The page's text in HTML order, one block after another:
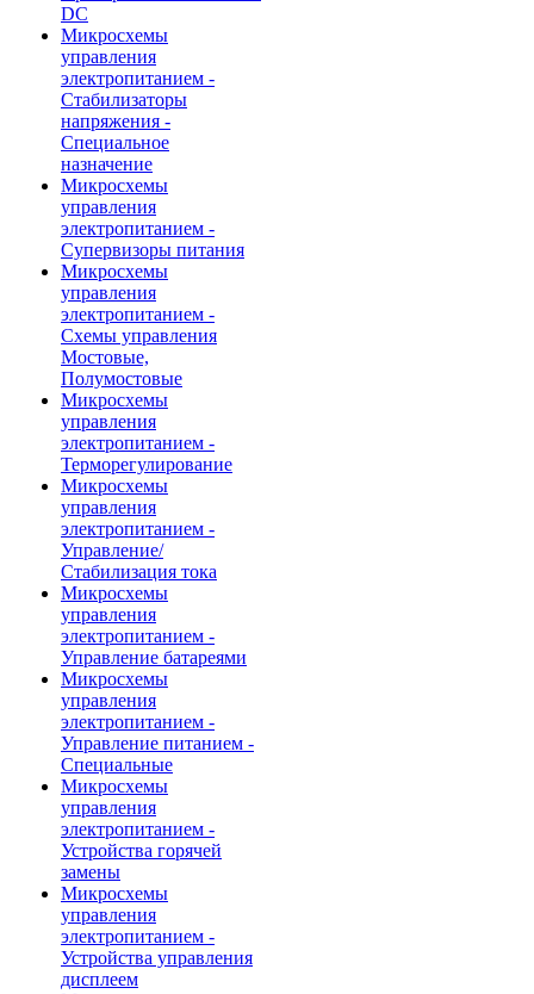
DC
Микросхемы
управления
электропитанием -
Стабилизаторы
напряжения -
Специальное
назначение
Микросхемы
управления
электропитанием -
Супервизоры питания
Микросхемы
управления
электропитанием -
Схемы управления
Мостовые,
Полумостовые
Микросхемы
управления
электропитанием -
Терморегулирование
Микросхемы
управления
электропитанием -
Управление/
Стабилизация тока
Микросхемы
управления
электропитанием -
Управление батареями
Микросхемы
управления
электропитанием -
Управление питанием -
Специальные
Микросхемы
управления
электропитанием -
Устройства горячей
замены
Микросхемы
управления
электропитанием -
Устройства управления
дисплеем